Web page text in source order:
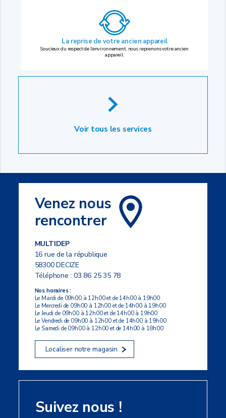
La reprise de votre ancien appareil
Soucieux du respect de l’environnement, nous reprenons votre ancien
appareil.
Voir tous les services
Venez nous
rencontrer
MULTIDEP
16 rue de la république
58300 DECIZE
Téléphone :03 86 25 35 78
Nos horaires :
Le Mardi de 09h00 à 12h00 et de 14h00 à 19h00
Le Mercredi de 09h00 à 12h00 et de 14h00 à 19h00
Le Jeudi de 09h00 à 12h00 et de 14h00 à 19h00
Le Vendredi de 09h00 à 12h00 et de 14h00 à 19h00
Le Samedi de 09h00 à 12h00 et de 14h00 à 18h00
Localiser notre magasin
Suivez nous !